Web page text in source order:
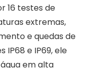
16 testes de
extremas,
e quedas de
IP68 e IP69, ele
em alta